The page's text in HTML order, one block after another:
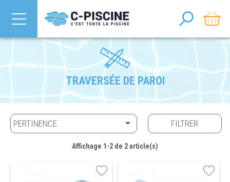
TRAVERSÉE DE PAROI
PERTINENCE  FILTRER
Affichage 1-2 de 2 article(s)